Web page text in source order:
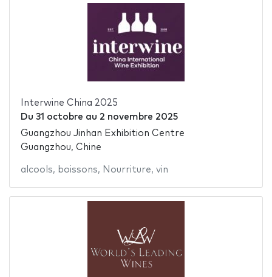
Interwine China 2025
Du 31 octobre au 2 novembre 2025
Guangzhou Jinhan Exhibition Centre
Guangzhou, Chine
alcools, boissons, Nourriture, vin